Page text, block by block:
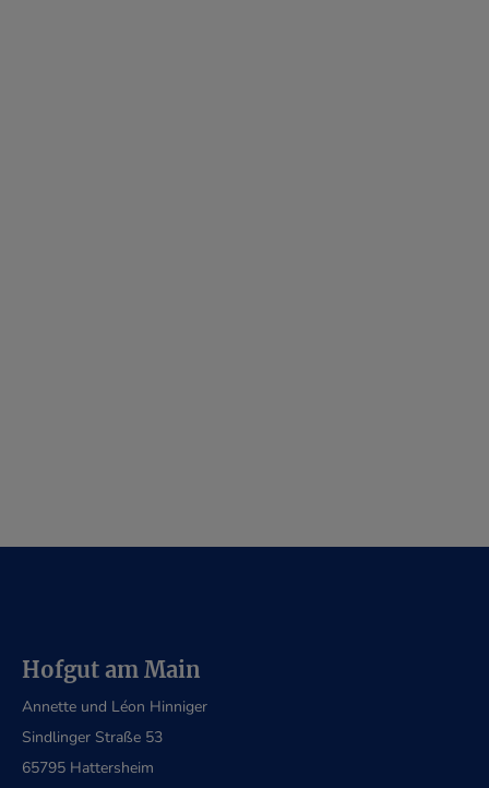
Hofgut am Main
Annette und Léon Hinniger
Sindlinger Straße 53
65795 Hattersheim